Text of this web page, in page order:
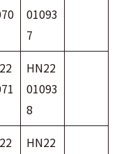
01093
7
HN22
01093
8
HN22